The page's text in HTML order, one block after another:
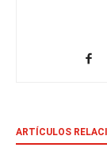
ARTÍCULOS